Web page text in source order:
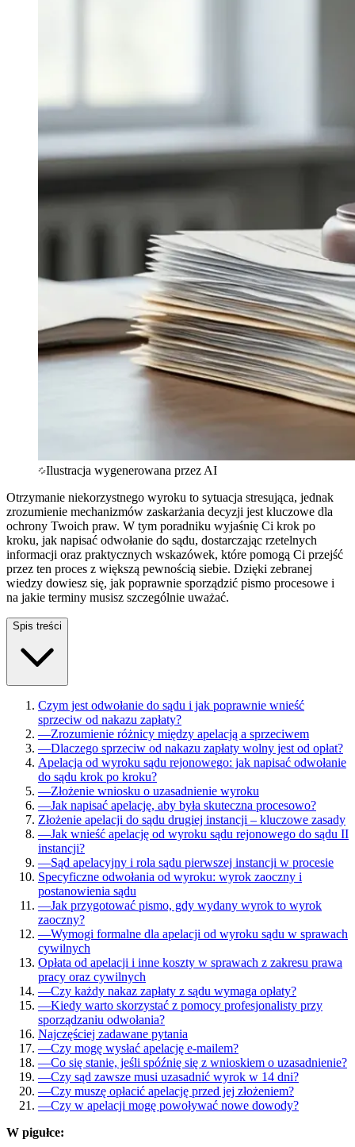
Ilustracja wygenerowana przez AI
Otrzymanie niekorzystnego wyroku to sytuacja stresująca, jednak
zrozumienie mechanizmów zaskarżania decyzji jest kluczowe dla
ochrony Twoich praw. W tym poradniku wyjaśnię Ci krok po
kroku, jak napisać odwołanie do sądu, dostarczając rzetelnych
informacji oraz praktycznych wskazówek, które pomogą Ci przejść
przez ten proces z większą pewnością siebie. Dzięki zebranej
wiedzy dowiesz się, jak poprawnie sporządzić pismo procesowe i
na jakie terminy musisz szczególnie uważać.
Spis treści
Czym jest odwołanie do sądu i jak poprawnie wnieść
sprzeciw od nakazu zapłaty?
—Zrozumienie różnicy między apelacją a sprzeciwem
—Dlaczego sprzeciw od nakazu zapłaty wolny jest od opłat?
Apelacja od wyroku sądu rejonowego: jak napisać odwołanie
do sądu krok po kroku?
—Złożenie wniosku o uzasadnienie wyroku
—Jak napisać apelację, aby była skuteczna procesowo?
Złożenie apelacji do sądu drugiej instancji – kluczowe zasady
—Jak wnieść apelację od wyroku sądu rejonowego do sądu II
instancji?
—Sąd apelacyjny i rola sądu pierwszej instancji w procesie
Specyficzne odwołania od wyroku: wyrok zaoczny i
postanowienia sądu
—Jak przygotować pismo, gdy wydany wyrok to wyrok
zaoczny?
—Wymogi formalne dla apelacji od wyroku sądu w sprawach
cywilnych
Opłata od apelacji i inne koszty w sprawach z zakresu prawa
pracy oraz cywilnych
—Czy każdy nakaz zapłaty z sądu wymaga opłaty?
—Kiedy warto skorzystać z pomocy profesjonalisty przy
sporządzaniu odwołania?
Najczęściej zadawane pytania
—Czy mogę wysłać apelację e-mailem?
—Co się stanie, jeśli spóźnię się z wnioskiem o uzasadnienie?
—Czy sąd zawsze musi uzasadnić wyrok w 14 dni?
—Czy muszę opłacić apelację przed jej złożeniem?
—Czy w apelacji mogę powoływać nowe dowody?
W pigułce: